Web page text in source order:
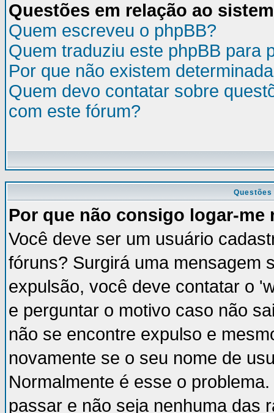
Questões em relação ao
Quem escreveu o phpBB?
Quem traduziu este phpBB para
Por que não existem
Quem devo contatar sobre
com este fórum?
Por que não consigo logar-me
Você deve ser um usuário
fóruns? Surgirá uma mensagem
expulsão, você deve contatar o
e perguntar o motivo caso não
não se encontre expulso e
novamente se o seu nome de
Normalmente é esse o
passar e não seja nenhuma das